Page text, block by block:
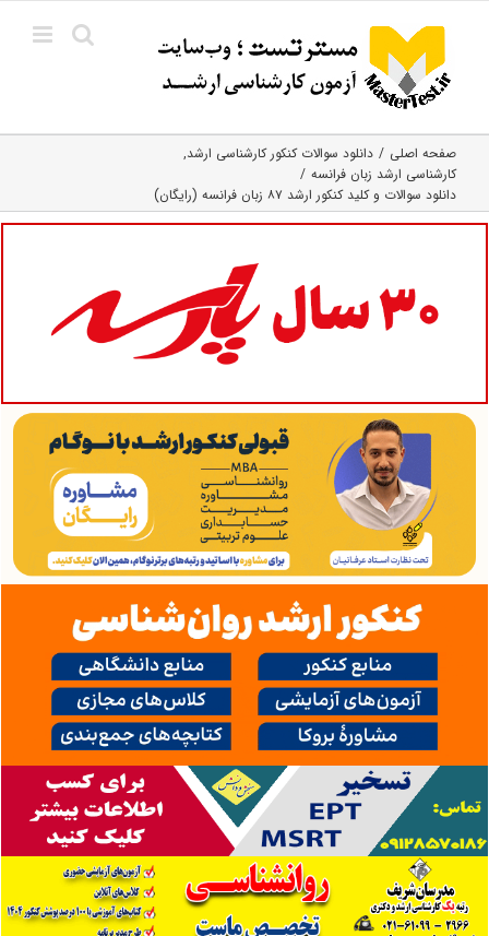
content
صفحه اصلی
دانلود سوالات کنکور کارشناسی ارشد
کارشناسی ارشد زبان فرانسه
دانلود سوالات و کلید کنکور ارشد ۸۷ زبان فرانسه (رایگان)